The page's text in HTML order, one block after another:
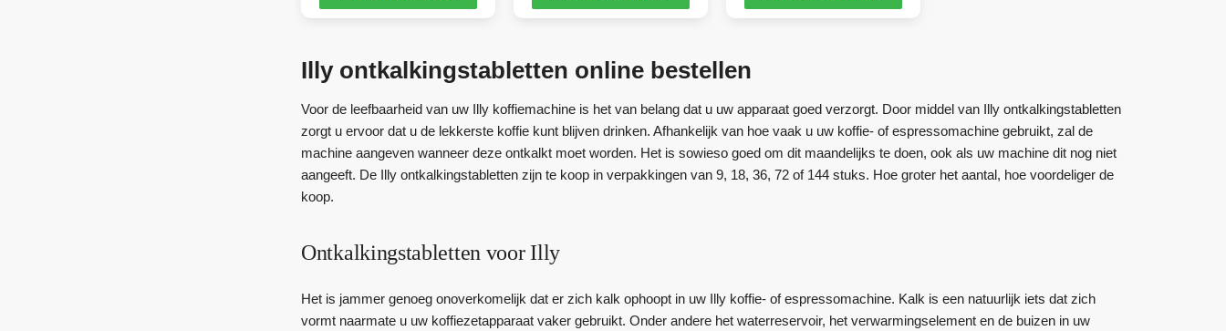
Illy ontkalkingstabletten online bestellen
Voor de leefbaarheid van uw Illy koffiemachine is het van belang dat u uw apparaat goed verzorgt. Door middel van Illy ontkalkingstabletten
zorgt u ervoor dat u de lekkerste koffie kunt blijven drinken. Afhankelijk van hoe vaak u uw koffie- of espressomachine gebruikt, zal de
machine aangeven wanneer deze ontkalkt moet worden. Het is sowieso goed om dit maandelijks te doen, ook als uw machine dit nog niet
aangeeft. De Illy ontkalkingstabletten zijn te koop in verpakkingen van 9, 18, 36, 72 of 144 stuks. Hoe groter het aantal, hoe voordeliger de
koop.
Ontkalkingstabletten voor Illy
Het is jammer genoeg onoverkomelijk dat er zich kalk ophoopt in uw Illy koffie- of espressomachine. Kalk is een natuurlijk iets dat zich
vormt naarmate u uw koffiezetapparaat vaker gebruikt. Onder andere het waterreservoir, het verwarmingselement en de buizen in uw